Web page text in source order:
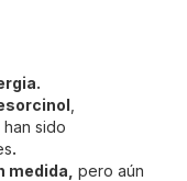
han sido
.
medida, pero aún